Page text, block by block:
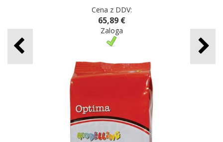
Cena z DDV:
65,89 €
Zaloga